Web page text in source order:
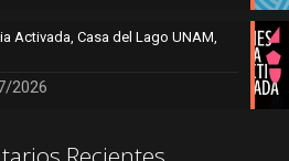
Activada, Casa del Lago UNAM,
2026